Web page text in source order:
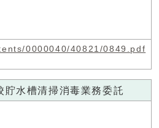
0000040/40821/0849.pdf
貯水槽清掃消毒業務委託